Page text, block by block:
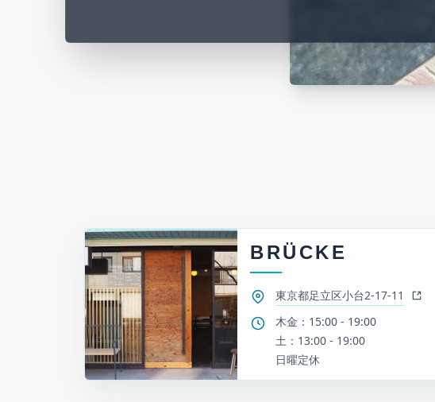
BRÜCKE
東京都足立区小台2-17-11
木金：15:00 - 19:00
土：13:00 - 19:00
日曜定休